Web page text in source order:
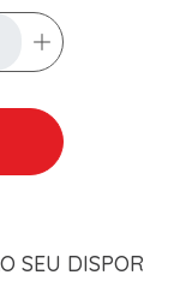
SEU DISPOR